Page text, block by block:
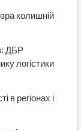
колишній
ДБР
логістики
в регіонах і